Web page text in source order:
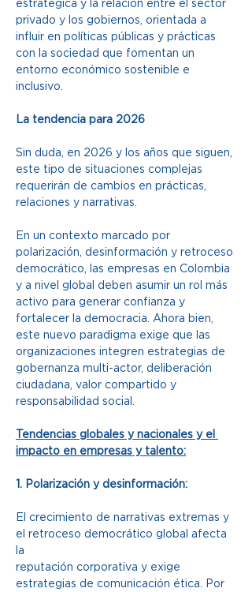
estratégica y la relación entre el sector
privado y los gobiernos, orientada a
influir en políticas públicas y prácticas
con la sociedad que fomentan un
entorno económico sostenible e
inclusivo.
La tendencia para 2026
Sin duda, en 2026 y los años que siguen,
este tipo de situaciones complejas
requerirán de cambios en prácticas,
relaciones y narrativas.
En un contexto marcado por
polarización, desinformación y retroceso
democrático, las empresas en Colombia
y a nivel global deben asumir un rol más
activo para generar confianza y
fortalecer la democracia. Ahora bien,
este nuevo paradigma exige que las
organizaciones integren estrategias de
gobernanza multi-actor, deliberación
ciudadana, valor compartido y
responsabilidad social.
Tendencias globales y nacionales y el
impacto en empresas y talento:
1. Polarización y desinformación:
El crecimiento de narrativas extremas y
el retroceso democrático global afecta
la
reputación corporativa y exige
estrategias de comunicación ética. Por